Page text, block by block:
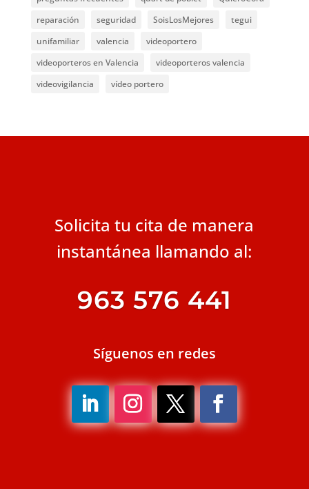
reparación
seguridad SoisLosMejores
tegui
unifamiliar
valencia
videoportero
videoporteros en Valencia
videoporteros valencia
videovigilancia
vídeo portero
Solicita tu cita de manera
instantánea llamando al:
963 576 441
Síguenos en redes